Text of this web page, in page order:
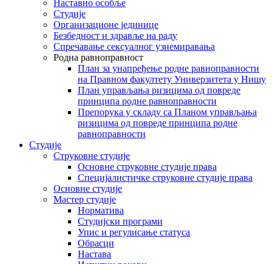
Наставно особље
Студије
Организационе јединице
Безбедност и здравље на раду
Спречавање сексуалног узнемиравања
Родна равноправност
План за унапређење родне равноправности
на Правном факултету Универзитета у Нишу
План управљања ризицима од повреде
принципа родне равноправности
Препорука у складу са Планом управљања
ризицима од повреде принципа родне
равноправности
Студије
Струковне студије
Основне струковне студије права
Специјалистичке струковне студије права
Основне студије
Мастер студије
Норматива
Студијски програми
Упис и регулисање статуса
Обрасци
Настава